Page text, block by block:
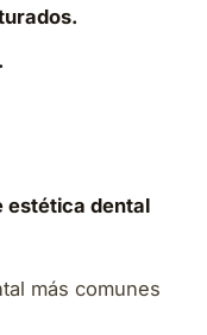
estética dental
más comunes